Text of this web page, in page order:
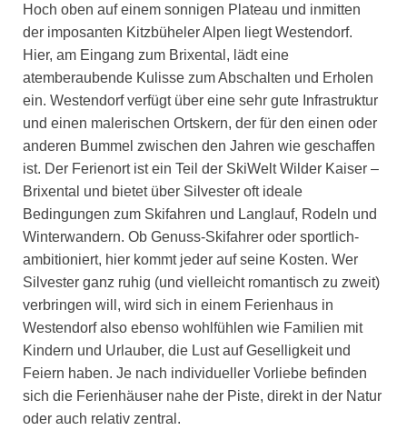
Hoch oben auf einem sonnigen Plateau und inmitten
der imposanten Kitzbüheler Alpen liegt Westendorf.
Hier, am Eingang zum Brixental, lädt eine
atemberaubende Kulisse zum Abschalten und Erholen
ein. Westendorf verfügt über eine sehr gute Infrastruktur
und einen malerischen Ortskern, der für den einen oder
anderen Bummel zwischen den Jahren wie geschaffen
ist. Der Ferienort ist ein Teil der SkiWelt Wilder Kaiser –
Brixental und bietet über Silvester oft ideale
Bedingungen zum Skifahren und Langlauf, Rodeln und
Winterwandern. Ob Genuss-Skifahrer oder sportlich-
ambitioniert, hier kommt jeder auf seine Kosten. Wer
Silvester ganz ruhig (und vielleicht romantisch zu zweit)
verbringen will, wird sich in einem Ferienhaus in
Westendorf also ebenso wohlfühlen wie Familien mit
Kindern und Urlauber, die Lust auf Geselligkeit und
Feiern haben. Je nach individueller Vorliebe befinden
sich die Ferienhäuser nahe der Piste, direkt in der Natur
oder auch relativ zentral.